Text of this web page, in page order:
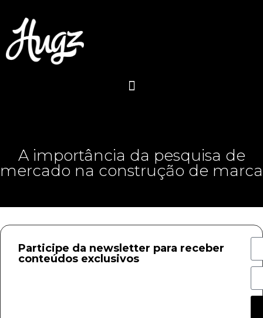
A importância da pesquisa de
mercado na construção de marca
Participe da newsletter para receber
conteúdos exclusivos